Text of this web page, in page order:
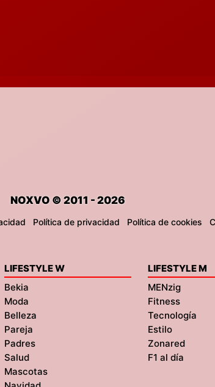
NOXVO © 2011 - 2026
Política de privacidad Política de cookies
LIFESTYLE W
Bekia
Moda
Belleza
Pareja
Padres
Salud
Mascotas
LIFESTYLE M
MENzig
Fitness
Tecnología
Estilo
Zonared
F1 al día